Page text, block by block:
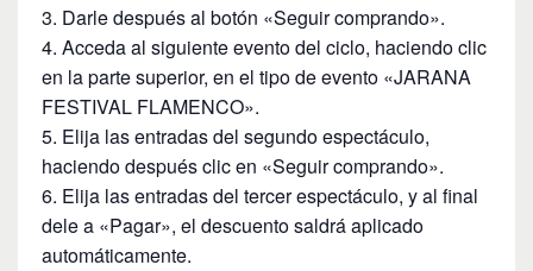
Darle después al botón «Seguir comprando».
Acceda al siguiente evento del ciclo, haciendo clic
en la parte superior, en el tipo de evento «JARANA
FESTIVAL FLAMENCO».
Elija las entradas del segundo espectáculo,
haciendo después clic en «Seguir comprando».
Elija las entradas del tercer espectáculo, y al final
dele a «Pagar», el descuento saldrá aplicado
automáticamente.